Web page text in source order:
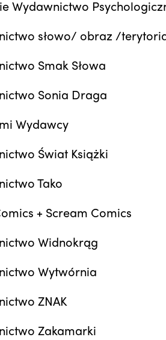
Wydawnictwo
słowo/ obraz /
Smak Słowa
Sonia Draga
Wydawcy
Świat Książki
Tako
+ Scream Comics
Widnokrąg
Wytwórnia
ZNAK
Zakamarki